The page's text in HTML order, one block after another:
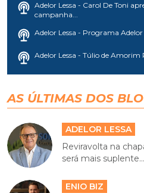
Adelor Lessa - Carol De Toni
campanha...
Adelor Lessa - Programa
Adelor Lessa - Túlio de
AS ÚLTIMAS DOS
ADELOR LESSA
Reviravolta na
será mais suplente...
ENIO BIZ